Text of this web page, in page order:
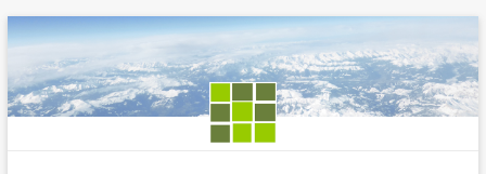
Zum
Inhalt
springen